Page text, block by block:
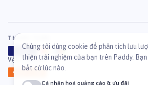
THANH TOÁN
B
VẬN CHUYỂN
Ahamove
Chúng tôi dùng cookie để phân tích lưu
thiện trải nghiệm của bạn trên Paddy.
bất cứ lúc nào.
Cá nhân hoá quảng cáo & ưu đãi